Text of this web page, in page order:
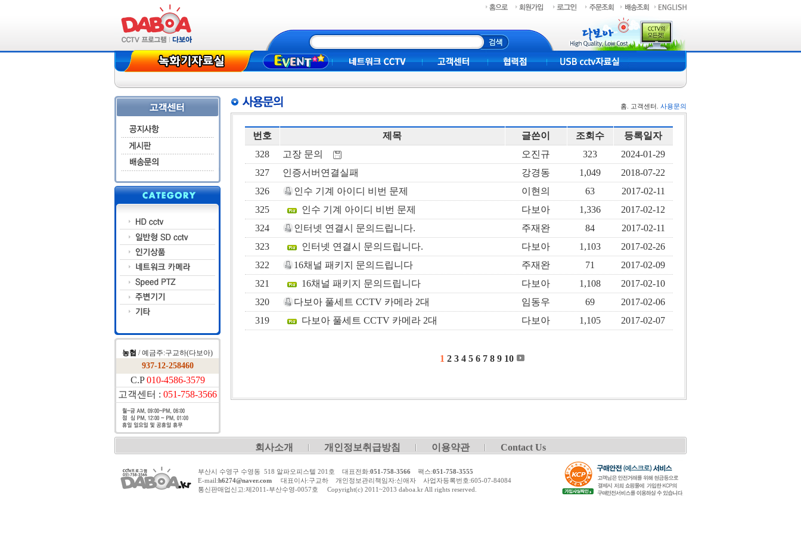
'
농협 / 예금주:구교하(다보아)
937-12-258460
C.P010-4586-3579
고객센터 : 051-758-3566
홈. 고객센터. 사용문의
번호 제목 글쓴이 조회수
등록일자
328
고장 문의 오진규 323
2024-01-29
327
인증서버연결실패 강경동 1,049
2018-07-22
326
인수 기계 아이디 비번 문제 이현의 63
2017-02-11
325
인수 기계 아이디 비번 문제 다보아 1,336
2017-02-12
324
인터넷 연결시 문의드립니다. 주재완 84
2017-02-11
323
인터넷 연결시 문의드립니다. 다보아 1,103
2017-02-26
322
16채널 패키지 문의드립니다 주재완 71
2017-02-09
321
16채널 패키지 문의드립니다 다보아 1,108
2017-02-10
320
다보아 풀세트 CCTV 카메라 2대 임동우 69
2017-02-06
319
다보아 풀세트 CCTV 카메라 2대 다보아 1,105 2017-02-07
1 2 3 4 5 6 7 8 9 10
회사소개 개인정보취급방침 이용약관 Contact Us
부산시 수영구 수영동 518 알파오피스텔 201호 대표전화:051-758-3566 팩스:051-758-3555
E-mail:h6274@naver.com 대표이사:구교하 개인정보관리책임자:신애자 사업자등록번호:605-07-84084
통신판매업신고:제2011-부산수영-0057호 Copyright(c) 2011~2013 daboa.kr All rights reserved.